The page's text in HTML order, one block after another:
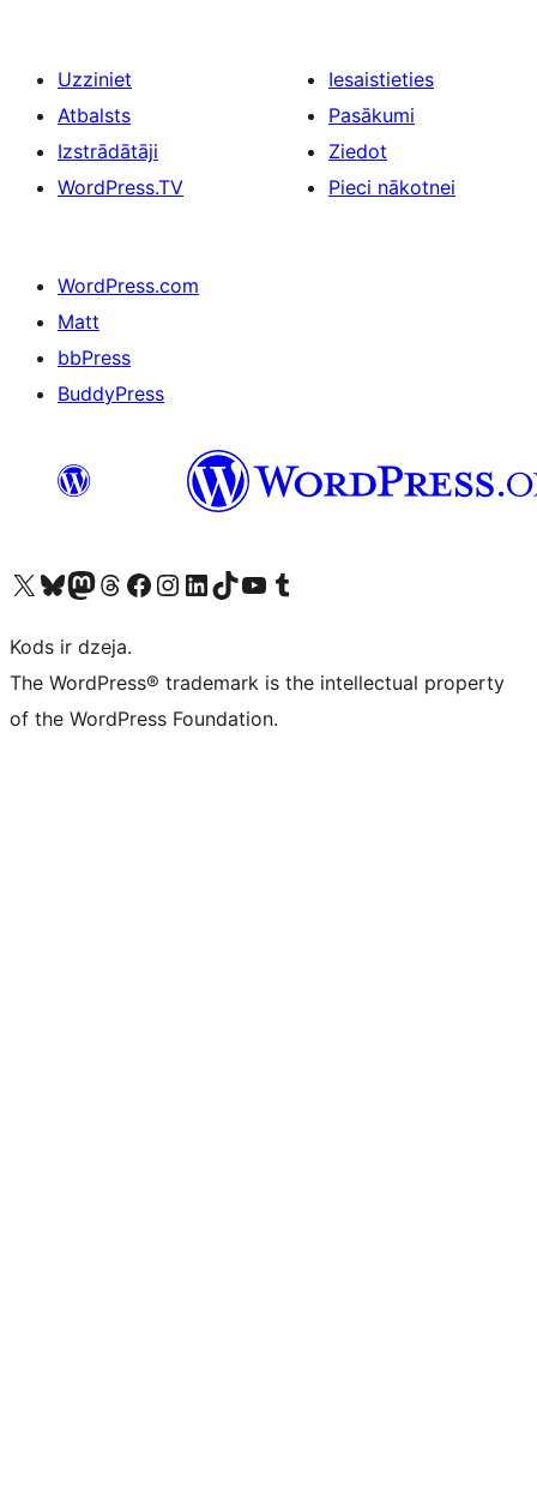
Uzziniet
Atbalsts
Izstrādātāji
WordPress.TV
Iesaistieties
Pasākumi
Ziedot
Pieci nākotnei
WordPress.com
Matt
bbPress
BuddyPress
Apmeklējiet mūsu X (agrāk Twitter) kontu
Apmeklējiet mūsu Bluesky kontu
Apmeklējiet mūsu Mastodon kontu
Apmeklējiet mūsu Threads kontu
Apmeklējiet mūsu Facebook lapuApmeklējiet mūsu Instagram kontu
Apmeklējiet mūsu LinkedIn kontu
Apmeklējiet mūsu TikTok kontu
Apmeklējiet mūsu YouTube kanālu
Apmeklējiet mūsu Tumblr kontu
Kods ir dzeja.
The WordPress® trademark is the intellectual property
of the WordPress Foundation.